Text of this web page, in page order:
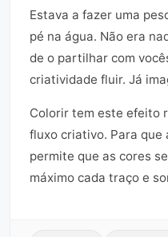
Estava a fazer uma
pé na água. Não era
de o partilhar com
criatividade fluir. Já
Colorir tem este efeito
fluxo criativo. Para que
permite que as cores
máximo cada traço e